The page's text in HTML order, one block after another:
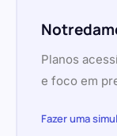
Planos
e foco em
Fazer uma